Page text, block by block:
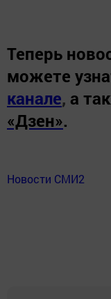
Теперь
можете
канале, а
«Дзен».
Новости СМИ2